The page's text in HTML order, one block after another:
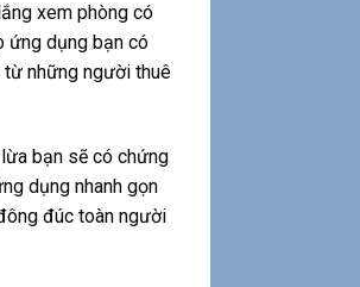
xem phòng có
ứng dụng bạn có
từ những người thuê
bạn sẽ có chứng
dụng nhanh gọn
đúc toàn người